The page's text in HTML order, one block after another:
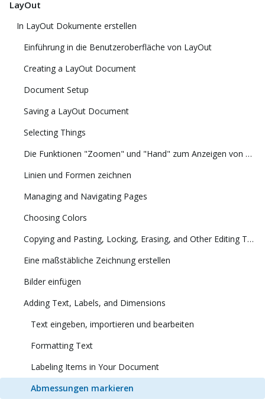
LayOut
In LayOut Dokumente erstellen
Einführung in die Benutzeroberfläche von LayOut
Creating a LayOut Document
Document Setup
Saving a LayOut Document
Selecting Things
Die Funktionen "Zoomen" und "Hand" zum Anzeigen von Modellen
Linien und Formen zeichnen
Managing and Navigating Pages
Choosing Colors
Copying and Pasting, Locking, Erasing, and Other Editing Tasks
Eine maßstäbliche Zeichnung erstellen
Bilder einfügen
Adding Text, Labels, and Dimensions
Text eingeben, importieren und bearbeiten
Formatting Text
Labeling Items in Your Document
Abmessungen markieren